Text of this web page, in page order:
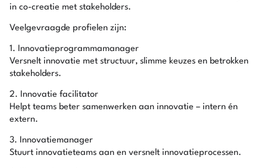
in co-creatie met stakeholders.
Veelgevraagde profielen zijn:
1. Innovatieprogrammamanager
Versnelt innovatie met structuur, slimme keuzes en betrokken
stakeholders.
2. Innovatie facilitator
Helpt teams beter samenwerken aan innovatie – intern én
extern.
3. Innovatiemanager
Stuurt innovatieteams aan en versnelt innovatieprocessen.